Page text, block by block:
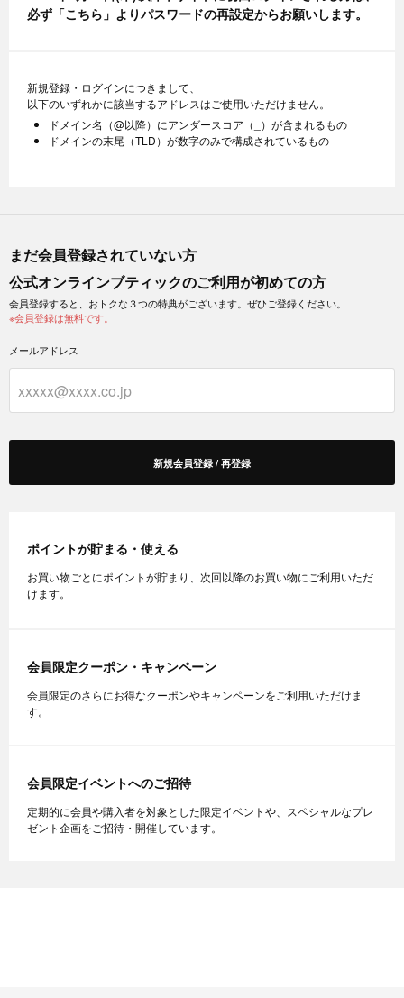
必ず「こちら 」よりパスワードの再設定からお願いします。
新規登録・ログインにつきまして、
以下のいずれかに該当するアドレスはご使用いただけません。
ドメイン名（@以降）にアンダースコア（_）が含まれるもの
ドメインの末尾（TLD）が数字のみで構成されているもの
まだ会員登録されていない方
公式オンラインブティックのご利用が初めての方
会員登録すると、おトクな３つの特典がございます。ぜひご登録ください。
※会員登録は無料です。
メールアドレス
新規会員登録 / 再登録
ポイントが貯まる・使える
お買い物ごとにポイントが貯まり、次回以降のお買い物にご利用いただ
けます。
会員限定クーポン・キャンペーン
会員限定のさらにお得なクーポンやキャンペーンをご利用いただけま
す。
会員限定イベントへのご招待
定期的に会員や購入者を対象とした限定イベントや、スペシャルなプレ
ゼント企画をご招待・開催しています。